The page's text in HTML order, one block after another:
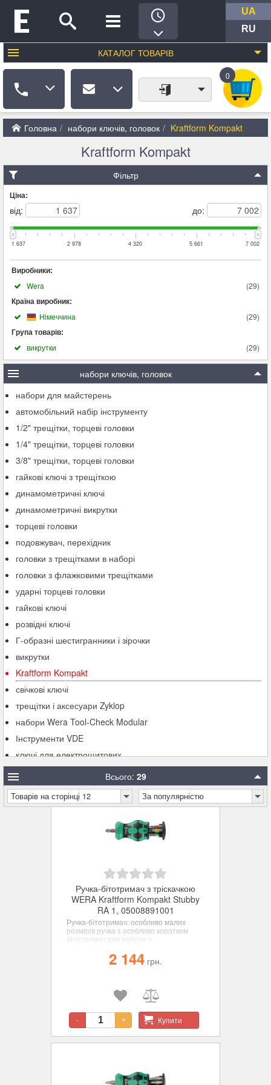
UA
RU
КАТАЛОГ ТОВАРІВ
0
Головна набори ключів, головок Kraftform Kompakt
Kraftform Kompakt
Фільтр
Ціна:
від: до:
1 637 2 978 4 320 5 661 7 002
Виробники:
(29)
Wera
Країна виробник:
(29)
Німеччина
Група товарів:
(29)
викрутки
набори ключів, головок
набори для майстерень
автомобільний набір інструменту
1/2" трещітки, торцеві головки
1/4" трещітки, торцеві головки
3/8" трещітки, торцеві головки
гайкові ключі з трещіткою
динамометричні ключі
динамометричні викрутки
торцеві головки
подовжувач, перехідник
головки з трещітками в наборі
головки з флажковими трещітками
ударні торцеві головки
гайкові ключі
розвідні ключі
Г-образні шестигранники і зірочки
викрутки
Kraftform Kompakt
свічкові ключі
трещітки і аксесуари Zyklop
набори Wera Tool-Check Modular
Інструменти VDE
ключі для електрощитових
набір біт
Wera 2go (система підсумків)
Всього: 29
Товарів на сторінці 12 За популярністю
Ручка-бітотримач з тріскачкою
WERA Kraftform Kompakt Stubby
RA 1, 05008891001
Ручка-бітотримач: особливо малих
розмірів ручка з особливо коротким
бітотримач для роботи у
тонким механізмом зачеплення
забезпечує малий кут повернення.
блокування, вліво). У набір включені 6
біт, загартовані до в'язкої твердості,
ручці. Сильний постійний магніт в
бітотримач забезпечує надійну посадку
2 144 грн.
- + Купити